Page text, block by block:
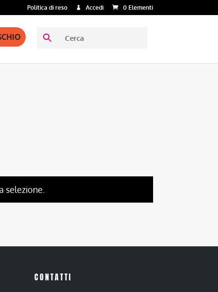
Politica di reso Accedi 0 Elementi
CONTATTI